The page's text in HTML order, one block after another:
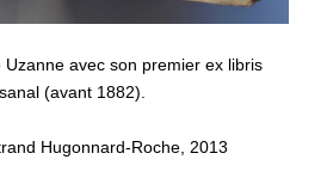
Uzanne avec son premier ex libris
(avant 1882).
Hugonnard-Roche, 2013